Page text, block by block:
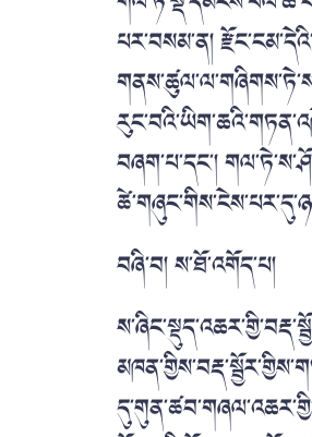
པར་བསམ་ན།
བཞག་པ་དང་།
བཞི་བ། ས་ཐོ་འགོད་པ།